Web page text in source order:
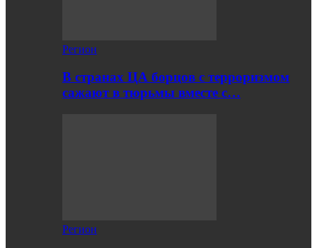
Регион
В странах ЦА борцов с терроризмом
сажают в тюрьмы вместе с…
Регион